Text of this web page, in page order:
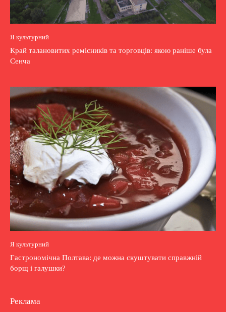
Я культурний
Край талановитих ремісників та торговців: якою раніше була
Сенча
Я культурний
Гастрономічна Полтава: де можна скуштувати справжній
борщ і галушки?
Реклама